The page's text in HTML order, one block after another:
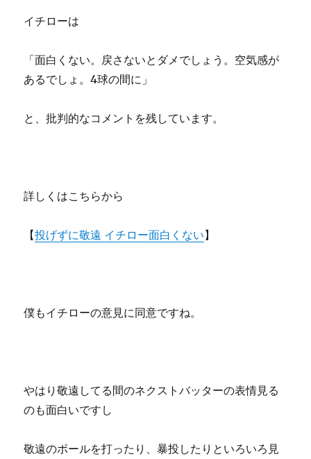
イチローは
「面白くない。戻さないとダメでしょう。空気感が
あるでしょ。4球の間に」
と、批判的なコメントを残しています。
詳しくはこちらから
【投げずに敬遠 イチロー面白くない】
僕もイチローの意見に同意ですね。
やはり敬遠してる間のネクストバッターの表情見る
のも面白いですし
敬遠のボールを打ったり、暴投したりといろいろ見